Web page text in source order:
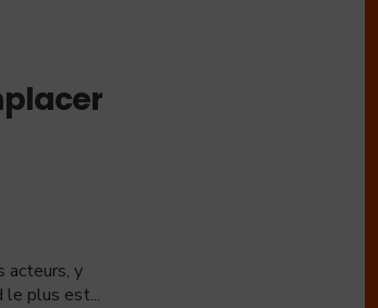
acteurs, y
le plus est...